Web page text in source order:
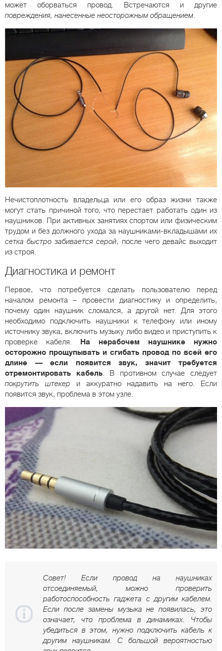
может оборваться провод. Встречаются и другие
повреждения, нанесенные неосторожным обращением.
Нечистоплотность владельца или его образ жизни также
могут стать причиной того, что перестает работать один из
наушников. При активных занятиях спортом или физическим
трудом и без должного ухода за наушниками-вкладышами их
сетка быстро забивается серой, после чего девайс выходит
из строя.
Диагностика и ремонт
Первое, что потребуется сделать пользователю перед
началом ремонта – провести диагностику и определить,
почему один наушник сломался, а другой нет. Для этого
необходимо подключить наушники к телефону или иному
источнику звука, включить музыку либо видео и приступить к
проверке кабеля. На нерабочем наушнике нужно
осторожно прощупывать и сгибать провод по всей его
длине — если появится звук, значит требуется
отремонтировать кабель. В противном случае следует
покрутить штекер и аккуратно надавить на него. Если
появится звук, проблема в этом узле.
Совет! Если провод на наушниках
отсоединяемый, можно проверить
работоспособность гаджета с другим кабелем.
Если после замены музыка не появилась, это
означает, что проблема в динамиках. Чтобы
убедиться в этом, нужно подключить кабель к
другим наушникам. С большой вероятностью